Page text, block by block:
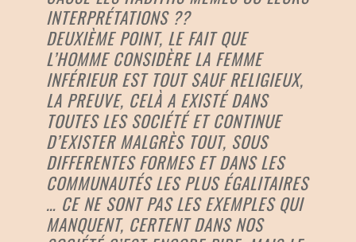
INTERPRÉTATIONS ??
DEUXIÈME POINT, LE FAIT QUE
L’HOMME CONSIDÈRE LA FEMME
INFÉRIEUR EST TOUT SAUF RELIGIEUX,
LA PREUVE, CELÀ A EXISTÉ DANS
TOUTES LES SOCIÉTÉ ET CONTINUE
D’EXISTER MALGRÈS TOUT, SOUS
DIFFERENTES FORMES ET DANS LES
COMMUNAUTÉS LES PLUS ÉGALITAIRES
… CE NE SONT PAS LES EXEMPLES QUI
MANQUENT, CERTENT DANS NOS